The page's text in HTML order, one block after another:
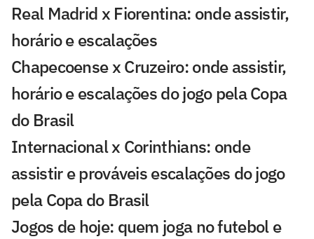
Real Madrid x Fiorentina: onde assistir,
horário e escalações
Chapecoense x Cruzeiro: onde assistir,
horário e escalações do jogo pela Copa
do Brasil
Internacional x Corinthians: onde
assistir e prováveis escalações do jogo
pela Copa do Brasil
Jogos de hoje: quem joga no futebol e